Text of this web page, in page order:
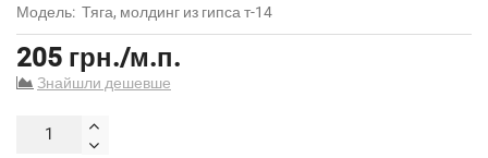
Модель: Тяга, молдинг из гипса т-14
205 грн./м.п.
Знайшли дешевше